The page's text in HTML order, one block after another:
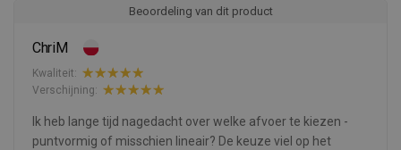
Beoordeling van dit product
ChriM
Kwaliteit:
Verschijning:
Ik heb lange tijd nagedacht over welke afvoer te kiezen -
puntvormig of misschien lineair? De keuze viel op het